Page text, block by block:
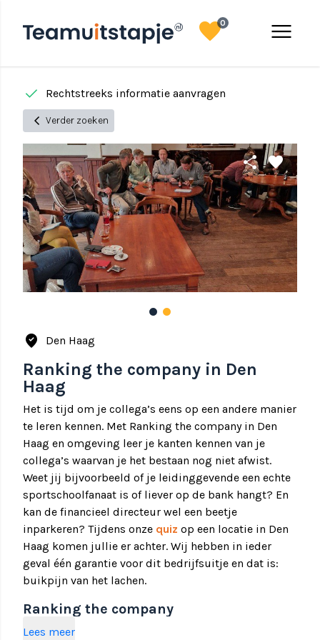
menu
favorite0
done Rechtstreeks informatie aanvragen
chevron_left Verder zoeken
Ranking the company in Den
Haag
Het is tijd om je collega’s eens op een andere manier
te leren kennen. Met Ranking the company in Den
Haag en omgeving leer je kanten kennen van je
collega’s waarvan je het bestaan nog niet afwist.
Weet jij bijvoorbeeld of je leidinggevende een echte
sportschoolfanaat is of liever op de bank hangt? En
kan de financieel directeur wel een beetje
inparkeren? Tijdens onze quiz op een locatie in Den
Haag komen jullie er achter. Wij hebben in ieder
geval één garantie voor dit bedrijfsuitje en dat is:
buikpijn van het lachen.
Ranking the company
Voordat dit teamuitje van start gaat, zullen jullie
Lees meer
share favorite
where_to_vote Den Haag